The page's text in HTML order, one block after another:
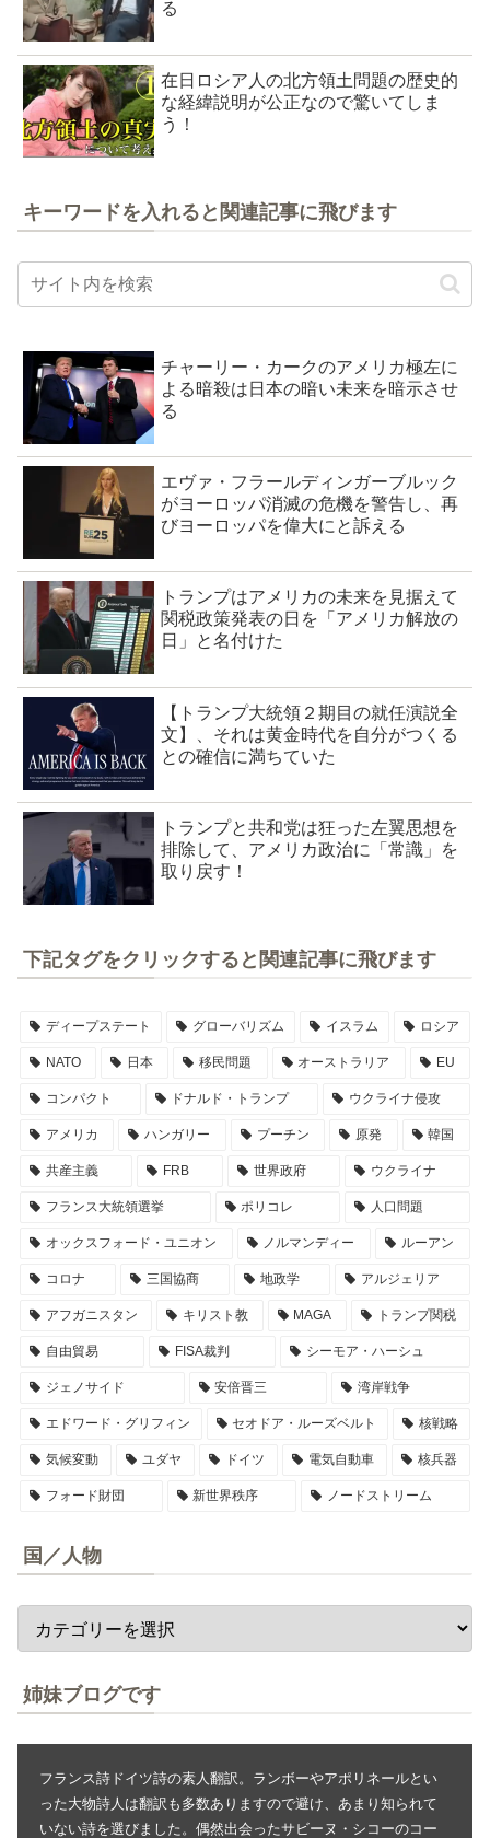
る
在日ロシア人の北方領土問題の歴史的
な経緯説明が公正なので驚いてしま
う！
キーワードを入れると関連記事に飛びます
チャーリー・カークのアメリカ極左に
よる暗殺は日本の暗い未来を暗示させ
る
エヴァ・フラールディンガーブルック
がヨーロッパ消滅の危機を警告し、再
びヨーロッパを偉大にと訴える
トランプはアメリカの未来を見据えて
関税政策発表の日を「アメリカ解放の
日」と名付けた
【トランプ大統領２期目の就任演説全
文】、それは黄金時代を自分がつくる
との確信に満ちていた
トランプと共和党は狂った左翼思想を
排除して、アメリカ政治に「常識」を
取り戻す！
下記タグをクリックすると関連記事に飛びます
ディープステート グローバリズム イスラム ロシア
NATO 日本 移民問題 オーストラリア EU
コンパクト ドナルド・トランプ ウクライナ侵攻
アメリカ ハンガリー プーチン 原発 韓国
共産主義 FRB 世界政府 ウクライナ
フランス大統領選挙 ポリコレ 人口問題
オックスフォード・ユニオン ノルマンディー ルーアン
コロナ 三国協商 地政学 アルジェリア
アフガニスタン キリスト教 MAGA トランプ関税
自由貿易 FISA裁判 シーモア・ハーシュ
ジェノサイド 安倍晋三 湾岸戦争
エドワード・グリフィン セオドア・ルーズベルト 核戦略
気候変動 ユダヤ ドイツ 電気自動車 核兵器
フォード財団 新世界秩序 ノードストリーム
国／人物
姉妹ブログです
フランス詩ドイツ詩の素人翻訳。ランボーやアポリネールとい
った大物詩人は翻訳も多数ありますので避け、あまり知られて
いない詩を選びました。偶然出会ったサビーヌ・シコーのコー